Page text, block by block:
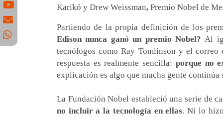
Karikó y Drew Weissman, Premio Nobel de
Partiendo de la propia definición de los
Edison nunca ganó un premio Nobel? Al
tecnólogos como Ray Tomlinson y el
respuesta es realmente sencilla: porque no
explicación es algo que mucha gente continúa
La Fundación Nobel estableció una serie de
no incluir a la tecnología en ellas. Ni lo